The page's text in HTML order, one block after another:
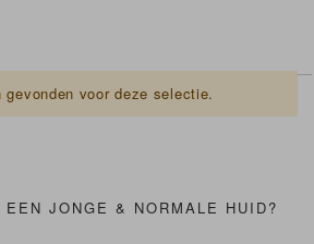
gevonden voor deze selectie.
JONGE & NORMALE HUID?